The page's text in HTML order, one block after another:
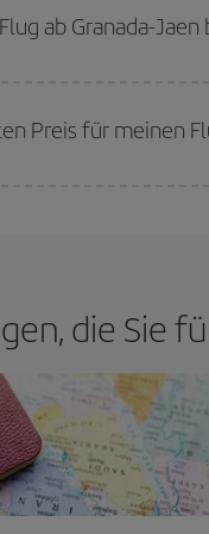
Sie außerdem bei der
ab Granada-
sind. Deshalb ist es
Preis für meinen
die Sie